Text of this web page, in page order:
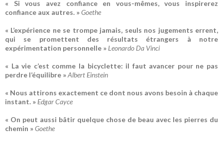
« Si vous avez confiance en vous-mêmes, vous inspirerez
confiance aux autres. »Goethe
« L’expérience ne se trompe jamais, seuls nos jugements errent,
qui se promettent des résultats étrangers à notre
expérimentation personnelle » Leonardo Da Vinci
« La vie c’est comme la bicyclette: il faut avancer pour ne pas
perdre l’équilibre »Albert Einstein
« Nous attirons exactement ce dont nous avons besoin à chaque
instant. » Edgar Cayce
« On peut aussi bâtir quelque chose de beau avec les pierres du
chemin »Goethe